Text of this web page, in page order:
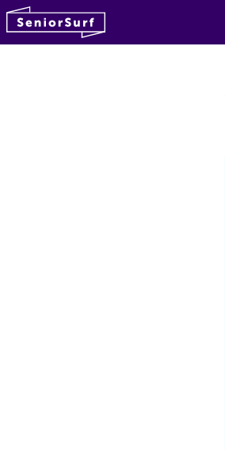
Hyppää sisältöön